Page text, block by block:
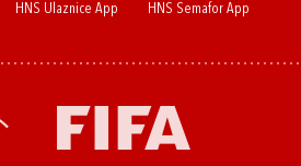
HNS Ulaznice App HNS Semafor App